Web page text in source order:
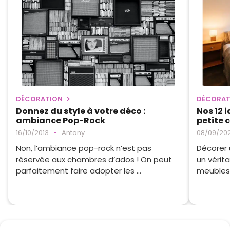
DÉCORATION
Donnez du style à votre déco :
ambiance Pop-Rock
16/10/2013 • Antony
Non, l’ambiance pop-rock n’est pas
réservée aux chambres d’ados ! On peut
parfaitement faire adopter les ...
Nos 12
petite
08/09/
Décorer
un